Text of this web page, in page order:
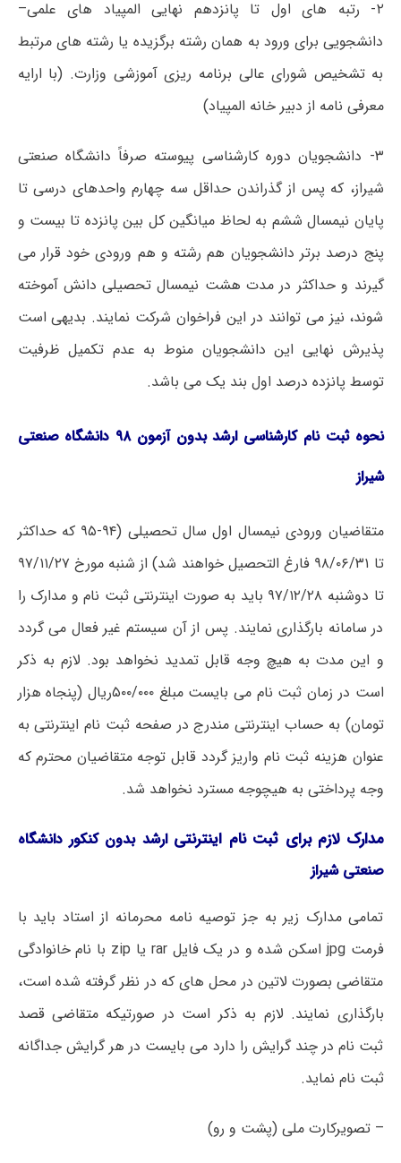
۲- رتبه های اول تا پانزدهم نهایی المپیاد های علمی–
دانشجویی برای ورود به همان رشته برگزیده یا رشته های مرتبط
به تشخیص شورای عالی برنامه ریزی آموزشی وزارت. (با ارایه
معرفی نامه از دبیر خانه المپیاد)
۳- دانشجویان دوره کارشناسی پیوسته صرفاً دانشگاه صنعتی
شیراز، که پس از گذراندن حداقل سه چهارم واحدهای درسی تا
پایان نیمسال ششم به لحاظ میانگین کل بین پانزده تا بیست و
پنج درصد برتر دانشجویان هم رشته و هم ورودی خود قرار می
گیرند و حداکثر در مدت هشت نیمسال تحصیلی دانش آموخته
شوند، نیز می توانند در این فراخوان شرکت نمایند. بدیهی است
پذیرش نهایی این دانشجویان منوط به عدم تکمیل ظرفیت
توسط پانزده درصد اول بند یک می باشد.
نحوه ثبت نام کارشناسی ارشد بدون آزمون ۹۸
دانشگاه صنعتی
شیراز
متقاضیان ورودی نیمسال اول سال تحصیلی (۹۴-۹۵ که حداکثر
تا ۹۸/۰۶/۳۱ فارغ التحصیل خواهند شد) از شنبه مورخ ۹۷/۱۱/۲۷
تا دوشنبه ۹۷/۱۲/۲۸ باید به صورت اینترنتی ثبت نام و مدارک را
در سامانه بارگذاری نمایند. پس از آن سیستم غیر فعال می گردد
و این مدت به هیچ وجه قابل تمدید نخواهد بود. لازم به ذکر
است در زمان ثبت نام می بایست مبلغ ۵۰۰/۰۰۰ریال (پنجاه هزار
تومان) به حساب اینترنتی مندرج در صفحه ثبت نام اینترنتی به
عنوان هزینه ثبت نام واریز گردد قابل توجه متقاضیان محترم که
وجه پرداختی به هیچوجه مسترد نخواهد شد.
مدارک لازم برای ثبت نام اینترنتیارشد بدون کنکور دانشگاه
صنعتی شیراز
تمامی مدارک زیر به جز توصیه نامه محرمانه از استاد باید با
فرمت jpg اسکن شده و در یک فایل rar یا zip با نام خانوادگی
متقاضی بصورت لاتین در محل های که در نظر گرفته شده است،
بارگذاری نمایند. لازم به ذکر است در صورتیکه متقاضی قصد
ثبت نام در چند گرایش را دارد می بایست در هر گرایش جداگانه
ثبت نام نماید.
– تصویرکارت ملی (پشت و رو)